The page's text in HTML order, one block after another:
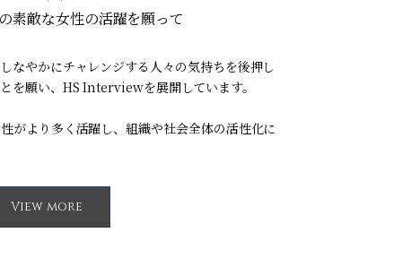
素敵な女性の活躍を願って
なやかにチャレンジする人々の気持ちを後押し
を願い、HS Interviewを展開しています。
がより多く活躍し、組織や社会全体の活性化に
View more